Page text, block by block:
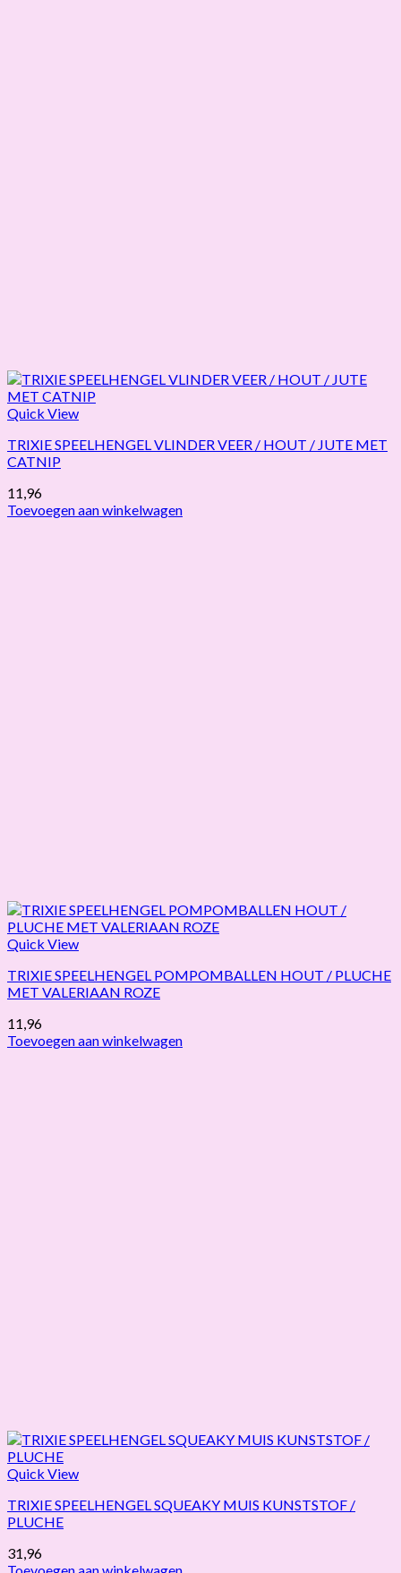
Quick View
TRIXIE SPEELHENGEL VLINDER VEER / HOUT / JUTE MET
CATNIP
11,96
Toevoegen aan winkelwagen
Quick View
TRIXIE SPEELHENGEL POMPOMBALLEN HOUT / PLUCHE
MET VALERIAAN ROZE
11,96
Toevoegen aan winkelwagen
Quick View
TRIXIE SPEELHENGEL SQUEAKY MUIS KUNSTSTOF /
PLUCHE
31,96